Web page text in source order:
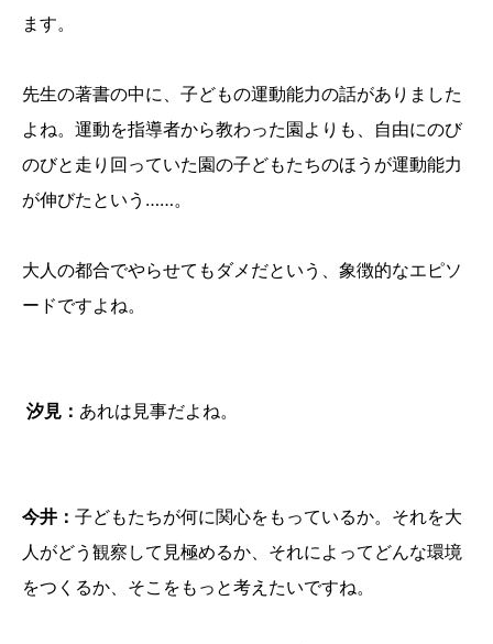
ます。
先生の著書の中に、子どもの運動能力の話がありました
よね。運動を指導者から教わった園よりも、自由にのび
のびと走り回っていた園の子どもたちのほうが運動能力
が伸びたという……。
大人の都合でやらせてもダメだという、象徴的なエピソ
ードですよね。
汐見： あれは見事だよね。
今井： 子どもたちが何に関心をもっているか。それを大
人がどう観察して見極めるか、それによってどんな環境
をつくるか、そこをもっと考えたいですね。